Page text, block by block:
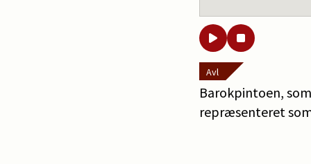
Avl
Barokpintoen,
repræsenteret